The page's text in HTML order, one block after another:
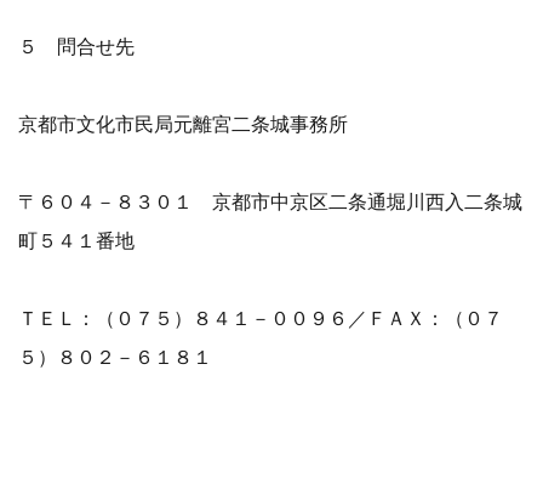
５ 問合せ先
京都市文化市民局元離宮二条城事務所
〒６０４－８３０１ 京都市中京区二条通堀川西入二条城
町５４１番地
ＴＥＬ：（０７５）８４１－００９６／ＦＡＸ：（０７
５）８０２－６１８１